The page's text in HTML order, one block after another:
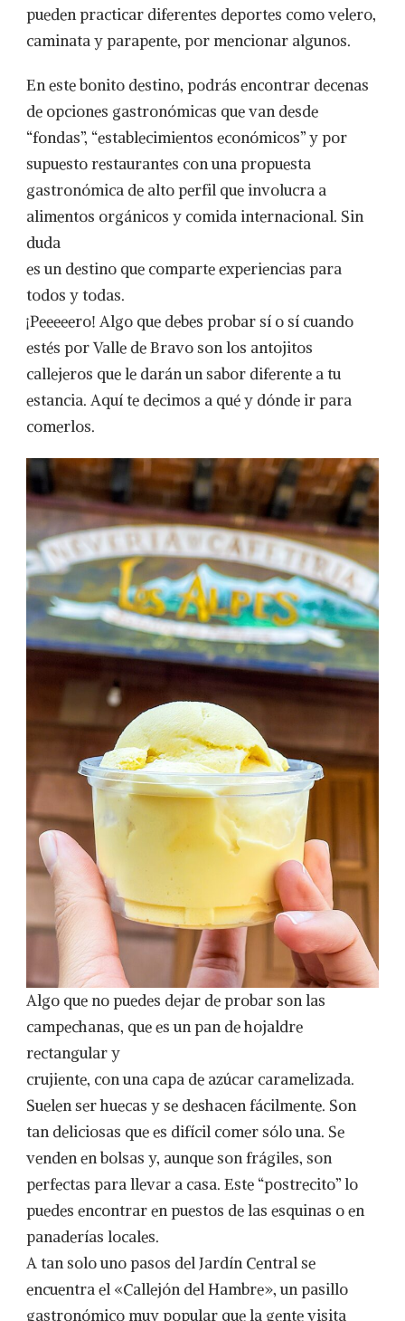
pueden practicar diferentes deportes como velero,
caminata y parapente, por mencionar algunos.
En este bonito destino, podrás encontrar decenas
de opciones gastronómicas que van desde
“fondas”, “establecimientos económicos” y por
supuesto restaurantes con una propuesta
gastronómica de alto perfil que involucra a
alimentos orgánicos y comida internacional. Sin
duda
es un destino que comparte experiencias para
todos y todas.
¡Peeeeero! Algo que debes probar sí o sí cuando
estés por Valle de Bravo son los antojitos
callejeros que le darán un sabor diferente a tu
estancia. Aquí te decimos a qué y dónde ir para
comerlos.
Algo que no puedes dejar de probar son las
campechanas, que es un pan de hojaldre
rectangular y
crujiente, con una capa de azúcar caramelizada.
Suelen ser huecas y se deshacen fácilmente. Son
tan deliciosas que es difícil comer sólo una. Se
venden en bolsas y, aunque son frágiles, son
perfectas para llevar a casa. Este “postrecito” lo
puedes encontrar en puestos de las esquinas o en
panaderías locales.
A tan solo uno pasos del Jardín Central se
encuentra el «Callejón del Hambre», un pasillo
gastronómico muy popular que la gente visita